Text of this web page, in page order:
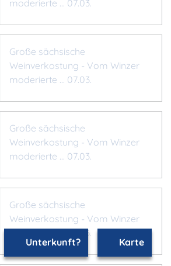
moderierte ... 07.03.
Große sächsische
Weinverkostung - Vom Winzer
moderierte ... 07.03.
Große sächsische
Weinverkostung - Vom Winzer
moderierte ... 07.03.
Große sächsische
Weinverkostung - Vom Winzer
moderierte ... 07.03.
Unterkunft? Karte